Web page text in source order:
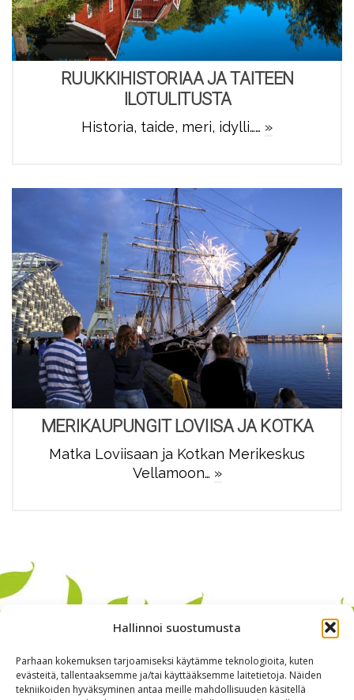
Hallinnoi suostumusta
Parhaan kokemuksen tarjoamiseksi käytämme teknologioita, kuten
evästeitä, tallentaaksemme ja/tai käyttääksemme laitetietoja. Näiden
tekniikoiden hyväksyminen antaa meille mahdollisuuden käsitellä
RUUKKIHISTORIAA JA TAITEEN
ILOTULITUSTA
Historia, taide, meri, idylli…… »
MERIKAUPUNGIT LOVIISA JA KOTKA
Matka Loviisaan ja Kotkan Merikeskus
Vellamoon… »